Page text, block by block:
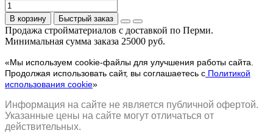
В корзину Быстрый заказ
Продажа стройматериалов с доставкой по Перми.
Минимальная сумма заказа 25000 руб.
«Мы используем cookie-файлы для улучшения работы сайта.
Продолжая использовать сайт, вы соглашаетесь с Политикой
использования cookie»
Информация на сайте не является публичной офертой.
Указанные цены на сайте могут отличаться от
действительных.